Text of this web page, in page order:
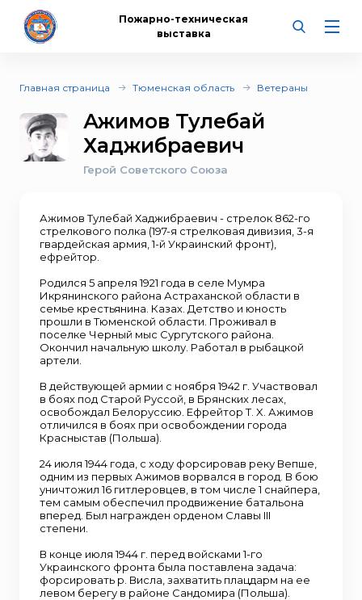
Пожарно-техническая
выставка
Главная страница Тюменская область Ветераны
Ажимов Тулебай
Хаджибраевич
Герой Советского Союза
Ажимов Тулебай Хаджибраевич - стрелок 862-го
стрелкового полка (197-я стрелковая дивизия, 3-я
гвардейская армия, 1-й Украинский фронт),
ефрейтор.
Родился 5 апреля 1921 года в селе Мумра
Икрянинского района Астраханской области в
семье крестьянина. Казах. Детство и юность
прошли в Тюменской области. Проживал в
поселке Черный мыс Сургутского района.
Окончил начальную школу. Работал в рыбацкой
артели.
В действующей армии с ноября 1942 г. Участвовал
в боях под Старой Руссой, в Брянских лесах,
освобождал Белоруссию. Ефрейтор Т. X. Ажимов
отличился в боях при освобождении города
Красныстав (Польша).
24 июля 1944 года, с ходу форсировав реку Вепше,
одним из первых Ажимов ворвался в город. В бою
уничтожил 16 гитлеровцев, в том числе 1 снайпера,
тем самым обеспечил продвижение батальона
вперед. Был награжден орденом Славы III
степени.
В конце июля 1944 г. перед войсками 1-го
Украинского фронта была поставлена задача:
форсировать р. Висла, захватить плацдарм на ее
левом берегу в районе Сандомира (Польша).